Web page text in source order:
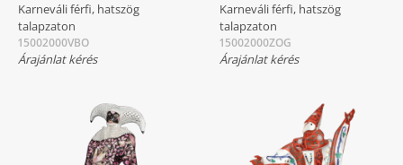
Karneváli férfi, hatszög
talapzaton
15002000VBO
Árajánlat kérés
Karneváli férfi, hatszög
talapzaton
15002000ZOG
Árajánlat kérés